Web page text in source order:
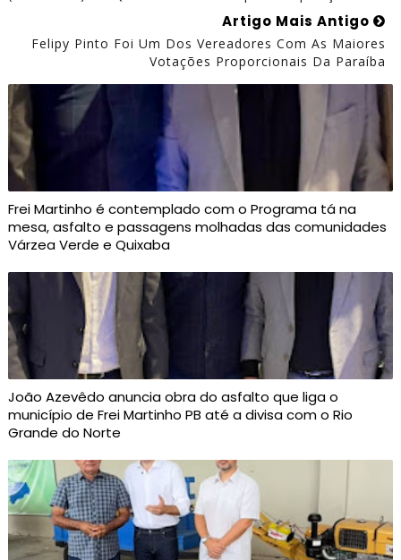
Artigo Mais Antigo
Felipy Pinto Foi Um Dos Vereadores Com As Maiores
Votações Proporcionais Da Paraíba
Frei Martinho é contemplado com o Programa tá na
mesa, asfalto e passagens molhadas das comunidades
Várzea Verde e Quixaba
João Azevêdo anuncia obra do asfalto que liga o
município de Frei Martinho PB até a divisa com o Rio
Grande do Norte